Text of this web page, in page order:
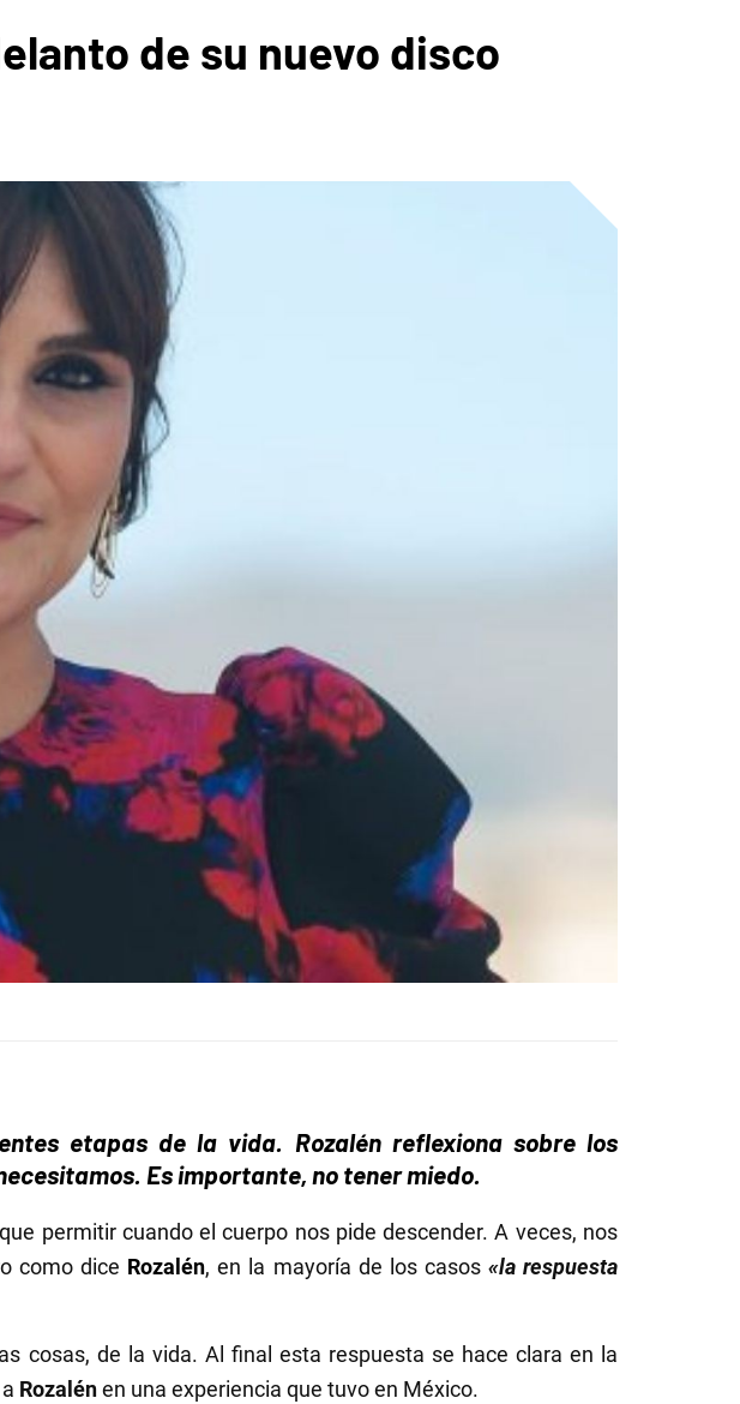
de su nuevo disco
etapas de la vida. Rozalén reflexiona sobre los
Es importante, no tener miedo.
permitir cuando el cuerpo nos pide descender. A veces, nos
como dice Rozalén, en la mayoría de los casos «la respuesta
cosas, de la vida. Al final esta respuesta se hace clara en la
Rozalénen una experiencia que tuvo en México.